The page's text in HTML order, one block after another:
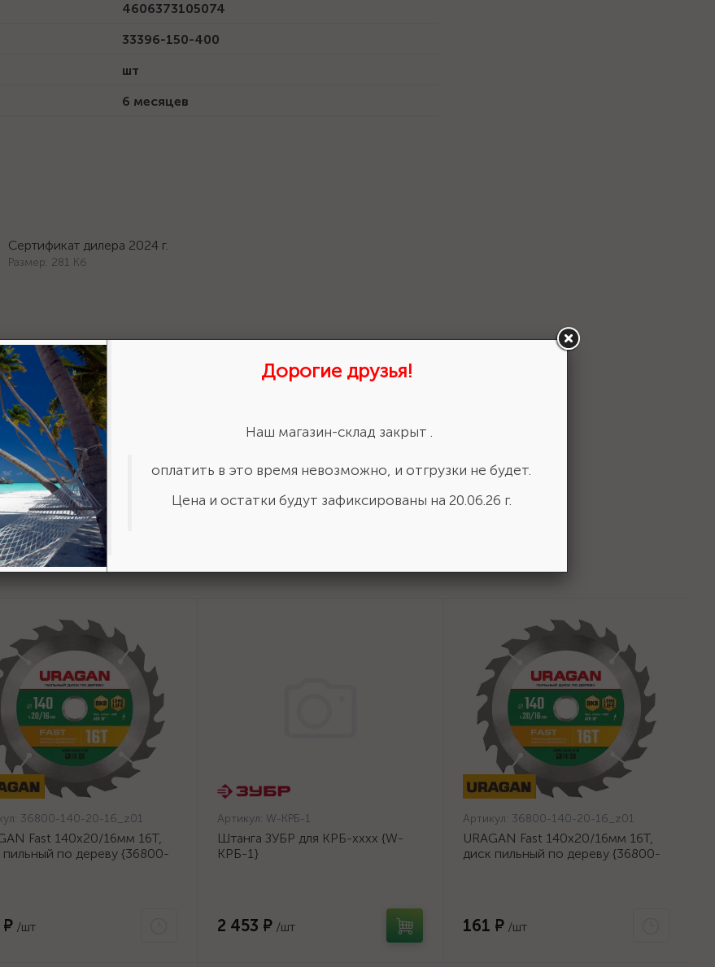
4606373105074
33396-150-400
шт
6 месяцев
Сертификат дилера 2024 г.
Размер: 281 Кб
отзыв?
свою оценку!
36800-140-20-16_z01
Fast 140x20/16мм 16Т,
пильный по дереву {36800-
₽ /шт
Артикул: W-КРБ-1
Штанга ЗУБР для КРБ-хххх {W-
КРБ-1}
2 453 ₽ /шт
Артикул: 36800-140-20-16_z01
URAGAN Fast 140x20/16мм 16Т,
диск пильный по дереву {36800-
161 ₽ /шт
Дорогие друзья!
Наш магазин-склад закрыт .
оплатить в это время невозможно, и отгрузки не будет.
Цена и остатки будут зафиксированы на 20.06.26 г.